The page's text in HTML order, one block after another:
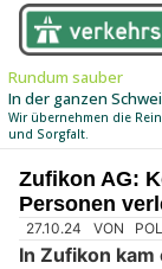
Zufikon AG:
Personen
27.10.24 VON
In Zufikon